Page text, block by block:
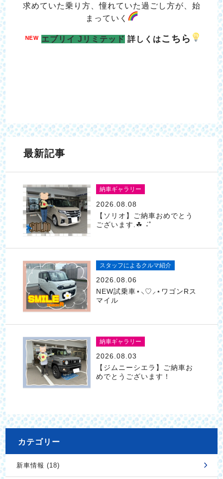
求めていた乗り方、憧れていた過ごし方が、始
まっていく
ᴺᴱᵂ エブリイ Jリミテッド 詳しくは こちら
最新記事
納車ギャラリー
2026.08.08
【ソリオ】ご納車おめでとう
ございます.☘︎ ݁˖˚
スタッフによるクルマ紹介
2026.08.06
NEW試乗車⋆⸜♡⸝‍⋆ワゴンRス
マイル
納車ギャラリー
2026.08.03
【ジムニーシエラ】ご納車お
めでとうございます！
カテゴリー
新車情報 (18)